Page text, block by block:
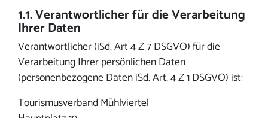
1.1. Verantwortlicher für die Verarbeitung
Ihrer Daten
Verantwortlicher (iSd. Art 4 Z 7 DSGVO) für die
Verarbeitung Ihrer persönlichen Daten
(personenbezogene Daten iSd. Art. 4 Z 1 DSGVO) ist:
Tourismusverband Mühlviertel